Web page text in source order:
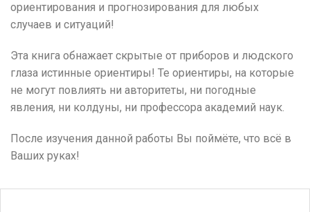
ориентирования и прогнозирования для любых
случаев и ситуаций!
Эта книга обнажает скрытые от приборов и людского
глаза истинные ориентиры! Те ориентиры, на которые
не могут повлиять ни авторитеты, ни погодные
явления, ни колдуны, ни профессора академий наук.
После изучения данной работы Вы поймёте, что всё в
Ваших руках!